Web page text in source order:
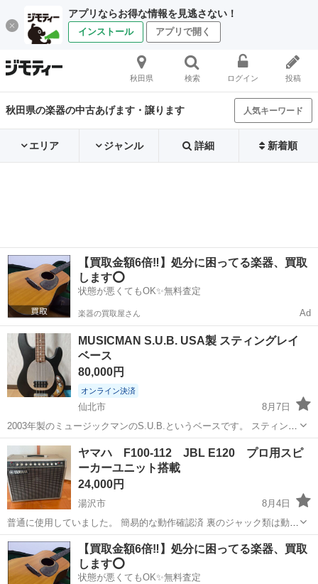
アプリならお得な情報を見逃さない！
インストール アプリで開く
秋田県 検索 ログイン 投稿
秋田県の楽器の中古あげます・譲ります 人気キーワード
エリア ジャンル 詳細 新着順
【買取金額6倍‼️】処分に困ってる楽器、買取
します⭕️
状態が悪くてもOK✨無料査定
楽器の買取屋さん Ad
MUSICMAN S.U.B. USA製 スティングレイ
ベース
80,000円
オンライン決済
仙北市
8月7日
2003年製のミュージックマンのS.U.B.というベースです。 スティング
レイの廉価版という位置付けですがスティングレイと同工場で製作さ
れたUSA製のベースです。 近年価格と評価がどんどん高騰しているレ
アなシリーズですの...
秋田 仙北市
ヤマハ F100-112 JBL E120 プロ用スピ
ーカーユニット搭載
24,000円
湯沢市
8月4日
普通に使用していました。 簡易的な動作確認済 裏のジャック類は動作
確認していません。 スイッチを入れた時ノイズが入る時があります。
シルバーキャビはF50-112用 重量 体重計で28キロ位あります。 引取
り...
秋田 湯沢市 アンプ JBL
【買取金額6倍‼️】処分に困ってる楽器、買取
します⭕️
状態が悪くてもOK✨無料査定